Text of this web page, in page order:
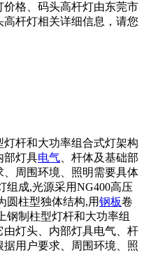
格、码头高杆灯由东莞市
杆灯相关详细信息，请您
杆和大功率组合式灯架构
部灯具电气 、杆体及基础部
周围环境、照明需要具体
组成,光源采用NG400高压
圆柱型独体结构,用钢板卷
钢制柱型灯杆和大功率组
灯头、内部灯具电气、杆
用户要求、周围环境、照